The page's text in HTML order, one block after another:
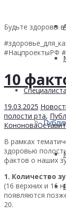
Будьте здоровы
#НацпроектыРФ
10
19.03.2025
полости рта,
Кононова
В рамках
здоровью
фактов о наших
1. Количество
(16 верхних и 16
появляются
20.